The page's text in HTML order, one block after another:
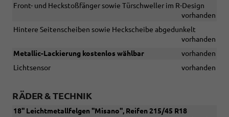
Front- und Heckstoßfänger sowie Türschweller im R-Design
vorhanden
Hintere Seitenscheiben sowie Heckscheibe abgedunkelt
vorhanden
Metallic-Lackierung kostenlos wählbar
vorhanden
Lichtsensor
vorhanden
RÄDER & TECHNIK
18'' Leichtmetallfelgen ''Misano'', Reifen 215/45 R18